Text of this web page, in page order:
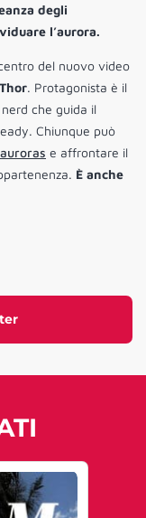
degli
l’aurora.
del nuovo video
. Protagonista è il
che guida il
Chiunque può
e affrontare il
È anche